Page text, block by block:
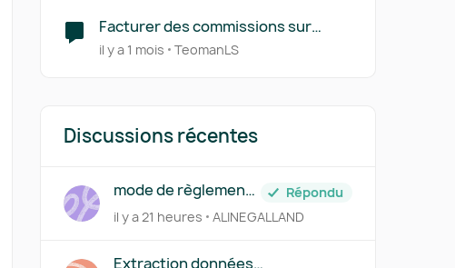
Facturer des commissions sur
ventes
il y a 1 mois TeomanLS
Discussions récentes
mode de règlement
= chèque
Répondu
il y a 21 heures
ALINEGALLAND
Extraction données